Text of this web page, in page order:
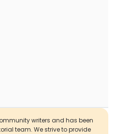
writers and has been
team. We strive to provide